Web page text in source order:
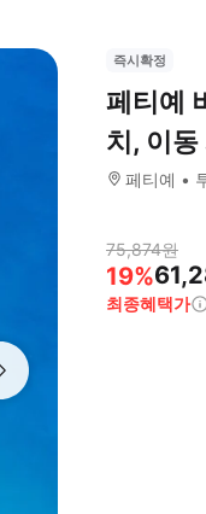
즉시확정
페티예
치, 이
페티예
75,874원
19%
최종혜택가